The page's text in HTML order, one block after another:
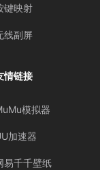
键映射
线副屏
情链接
模拟器
加速器
易千千壁纸